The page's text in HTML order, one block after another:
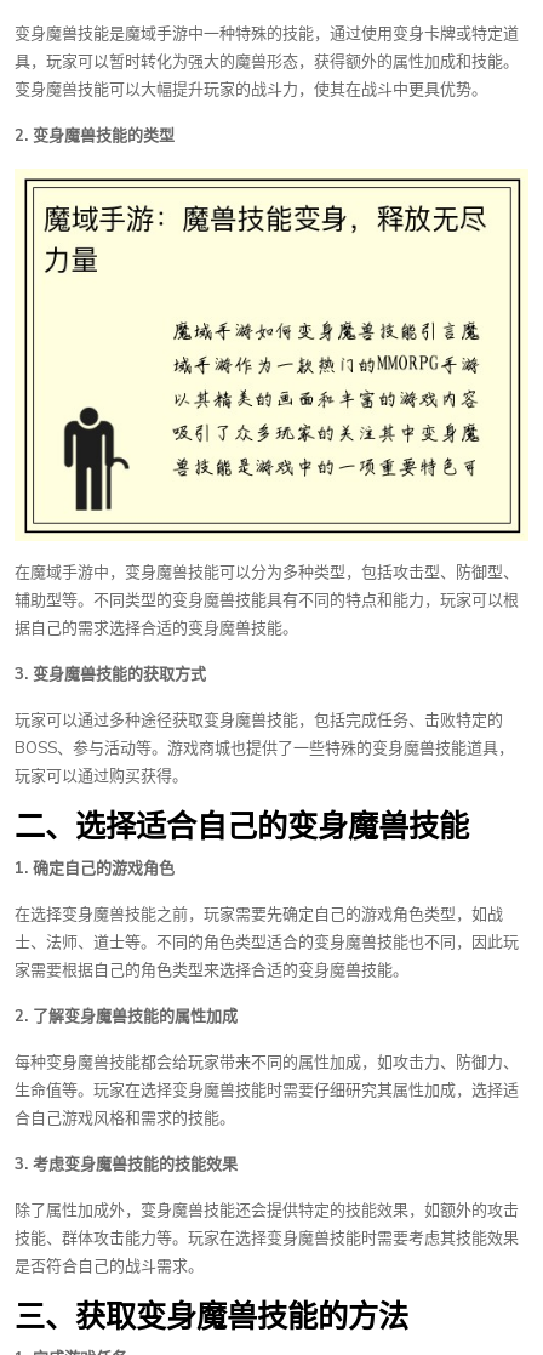
变身魔兽技能是魔域手游中一种特殊的技能，通过使用变身卡牌或特定道
具，玩家可以暂时转化为强大的魔兽形态，获得额外的属性加成和技能。
变身魔兽技能可以大幅提升玩家的战斗力，使其在战斗中更具优势。
2. 变身魔兽技能的类型
在魔域手游中，变身魔兽技能可以分为多种类型，包括攻击型、防御型、
辅助型等。不同类型的变身魔兽技能具有不同的特点和能力，玩家可以根
据自己的需求选择合适的变身魔兽技能。
3. 变身魔兽技能的获取方式
玩家可以通过多种途径获取变身魔兽技能，包括完成任务、击败特定的
BOSS、参与活动等。游戏商城也提供了一些特殊的变身魔兽技能道具，
玩家可以通过购买获得。
二、选择适合自己的变身魔兽技能
1. 确定自己的游戏角色
在选择变身魔兽技能之前，玩家需要先确定自己的游戏角色类型，如战
士、法师、道士等。不同的角色类型适合的变身魔兽技能也不同，因此玩
家需要根据自己的角色类型来选择合适的变身魔兽技能。
2. 了解变身魔兽技能的属性加成
每种变身魔兽技能都会给玩家带来不同的属性加成，如攻击力、防御力、
生命值等。玩家在选择变身魔兽技能时需要仔细研究其属性加成，选择适
合自己游戏风格和需求的技能。
3. 考虑变身魔兽技能的技能效果
除了属性加成外，变身魔兽技能还会提供特定的技能效果，如额外的攻击
技能、群体攻击能力等。玩家在选择变身魔兽技能时需要考虑其技能效果
是否符合自己的战斗需求。
三、获取变身魔兽技能的方法